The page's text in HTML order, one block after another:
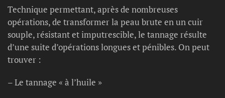
Technique permettant, après de nombreuses
opérations, de transformer la peau brute en un cuir
souple, résistant et imputrescible, le tannage résulte
d’une suite d’opérations longues et pénibles. On peut
trouver :
– Le tannage « à l’huile »